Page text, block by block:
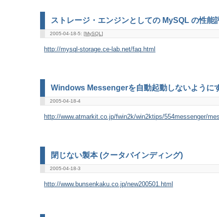
ストレージ・エンジンとしての MySQL の性能
2005-04-18-5: [MySQL]
http://mysql-storage.ce-lab.net/faq.html
Windows Messengerを自動起動しないように
2005-04-18-4
http://www.atmarkit.co.jp/fwin2k/win2ktips/554messenger/
閉じない製本 (クータバインディング)
2005-04-18-3
http://www.bunsenkaku.co.jp/new200501.html